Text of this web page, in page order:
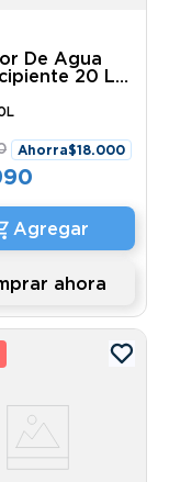
De Agua
20 Lt
Ahorra$18.000
ahora